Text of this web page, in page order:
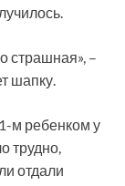
страшная», –
шапку.
м ребенком у
трудно,
отдали